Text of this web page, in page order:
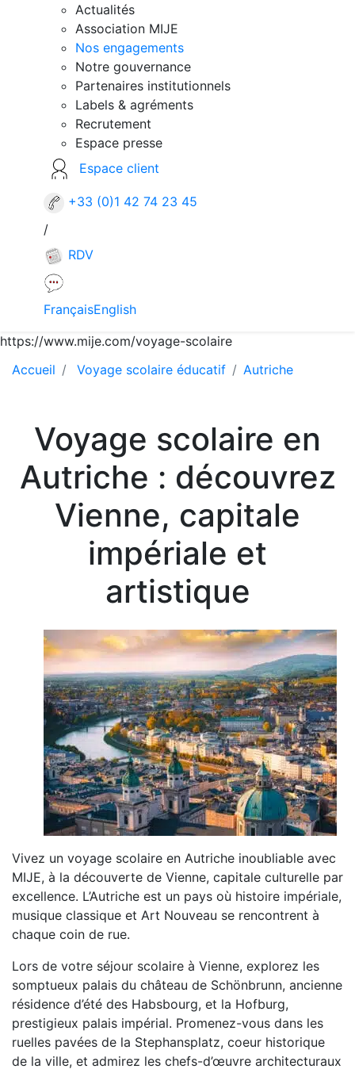
Actualités
Association MIJE
Nos engagements
Notre gouvernance
Partenaires institutionnels
Labels & agréments
Recrutement
Espace presse
Espace client
+33 (0)1 42 74 23 45
/
RDV
FrançaisEnglish
https://www.mije.com/voyage-scolaire
Accueil
Voyage scolaire éducatif Autriche
Voyage scolaire en
Autriche : découvrez
Vienne, capitale
impériale et
artistique
Vivez un voyage scolaire en Autriche inoubliable avec
MIJE, à la découverte de Vienne, capitale culturelle par
excellence. L’Autriche est un pays où histoire impériale,
musique classique et Art Nouveau se rencontrent à
chaque coin de rue.
Lors de votre séjour scolaire à Vienne, explorez les
somptueux palais du château de Schönbrunn, ancienne
résidence d’été des Habsbourg, et la Hofburg,
prestigieux palais impérial. Promenez-vous dans les
ruelles pavées de la Stephansplatz, coeur historique
de la ville, et admirez les chefs-d’œuvre architecturaux